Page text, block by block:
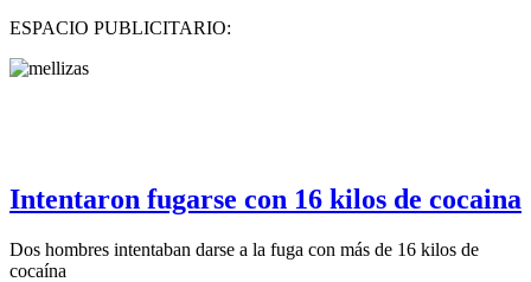
ESPACIO PUBLICITARIO:
Intentaron fugarse con 16 kilos de cocaina
Dos hombres intentaban darse a la fuga con más de 16 kilos de
cocaína